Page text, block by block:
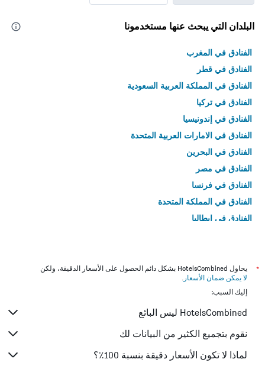
البلدان التي يبحث عنها مستخدمونا
الفنادق في المغرب
الفنادق في قطر
الفنادق في المملكة العربية السعودية
الفنادق في تركيا
الفنادق في إندونيسيا
الفنادق في الامارات العربية المتحدة
الفنادق في البحرين
الفنادق في مصر
الفنادق في فرنسا
الفنادق في المملكة المتحدة
الفنادق في إيطاليا
*
يحاول HotelsCombined بشكل دائم الحصول على الأسعار الدقيقة، ولكن
لا يمكن ضمان الأسعار .
إليك السبب:
HotelsCombined ليس البائع
نقوم بتجميع الكثير من البيانات لك
لماذا لا تكون الأسعار دقيقة بنسبة 100٪؟